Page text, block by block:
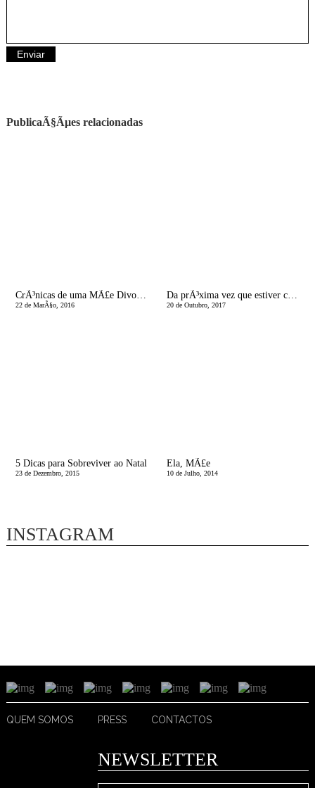
PublicaÃ§Ãµes relacionadas
CrÃ³nicas de uma MÃ£e Divorciada | Ã€s Outras dos Maridos
22 de MarÃ§o, 2016
Da prÃ³xima vez que estiver com os pais de uma crianÃ§a cronicamente doente, faÃ§a-lhes estas perguntas
20 de Outubro, 2017
5 Dicas para Sobreviver ao Natal
23 de Dezembro, 2015
Ela, MÃ£e
10 de Julho, 2014
INSTAGRAM
QUEM SOMOS PRESS CONTACTOS
NEWSLETTER